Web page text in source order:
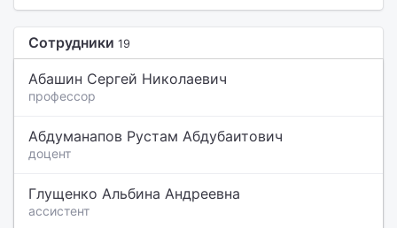
Сотрудники 19
Абашин Сергей Николаевич
профессор
Абдуманапов Рустам Абдубаитович
доцент
Глущенко Альбина Андреевна
ассистент